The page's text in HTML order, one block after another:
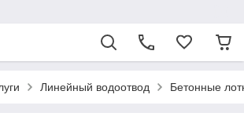
Линейный водоотвод Бетонные